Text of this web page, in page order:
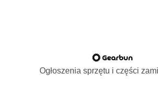
Ogłoszenia sprzętu i części